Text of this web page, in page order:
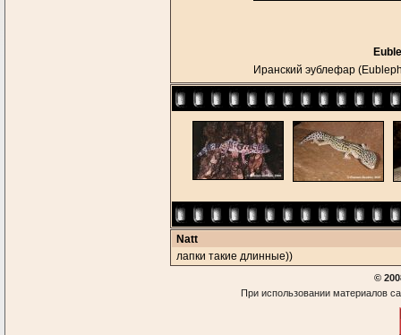
Иранский эублефар
Natt
лапки такие длинные))
©
При использовании материалов